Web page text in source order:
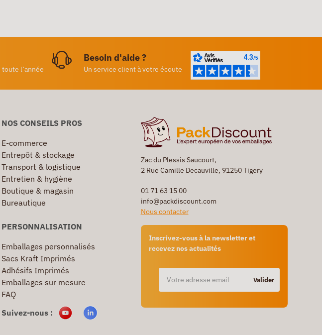
l’année
Besoin d'aide ?
Un service client à votre écoute
Zac du Plessis Saucourt,
2 Rue Camille Decauville, 91250 Tigery
01 71 63 15 00
info@packdiscount.com
Nous contacter
Inscrivez-vous à la newsletter et
recevez nos actualités
Valider
NOS CONSEILS PROS
E-commerce
Entrepôt & stockage
Transport & logistique
Entretien & hygiène
Boutique & magasin
Bureautique
PERSONNALISATION
Emballages personnalisés
Sacs Kraft Imprimés
Adhésifs Imprimés
Emballages sur mesure
FAQ
Suivez-nous :